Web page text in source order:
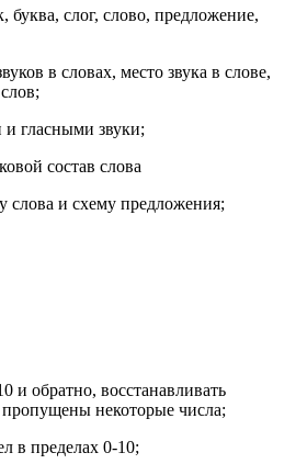
буква, слог, слово, предложение,
в словах, место звука в слове,
гласными звуки;
состав слова
слова и схему предложения;
и обратно, восстанавливать
некоторые числа;
в пределах 0-10;